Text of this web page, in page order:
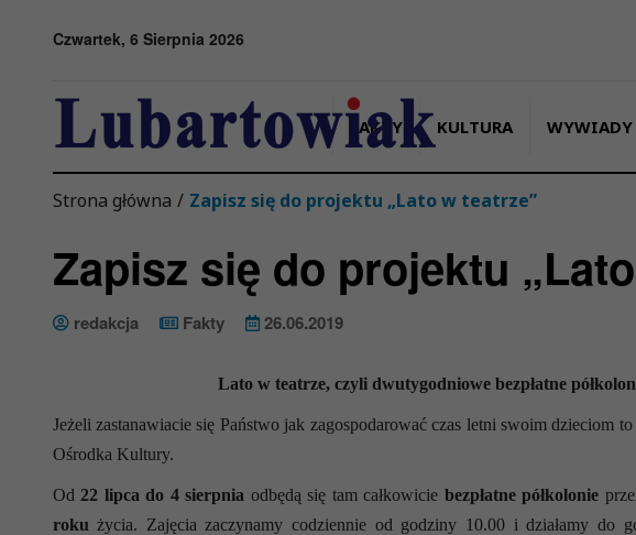
Czwartek, 6 Sierpnia 2026
FAKTY KULTURA WYWIADY
Strona główna / Zapisz się do projektu „Lato w teatrze”
Zapisz się do projektu
redakcja Fakty 26.06.2019
Lato w teatrze, czyli dwutygodniowe bezpłatne
Jeżeli zastanawiacie się Państwo jak zagospodarować czas letni swoim dzieciom
Ośrodka Kultury.
Od 22 lipca do 4 sierpnia odbędą się tam całkowicie bezpłatne półkolonie
roku życia. Zajęcia zaczynamy codziennie od godziny 10.00 i działamy do